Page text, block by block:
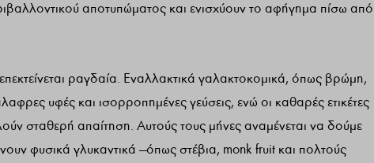
αποτυπώματος και ενισχύουν το αφήγημα πίσω από
ραγδαία. Εναλλακτικά γαλακτοκομικά, όπως βρώμη,
υφές και ισορροπημένες γεύσεις, ενώ οι καθαρές ετικέτες
σταθερή απαίτηση. Αυτούς τους μήνες αναμένεται να δούμε
φυσικά γλυκαντικά —όπως στέβια, monk fruit και πολτούς